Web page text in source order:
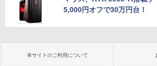
5,000円オフで30万円台！
本サイトのご利用について